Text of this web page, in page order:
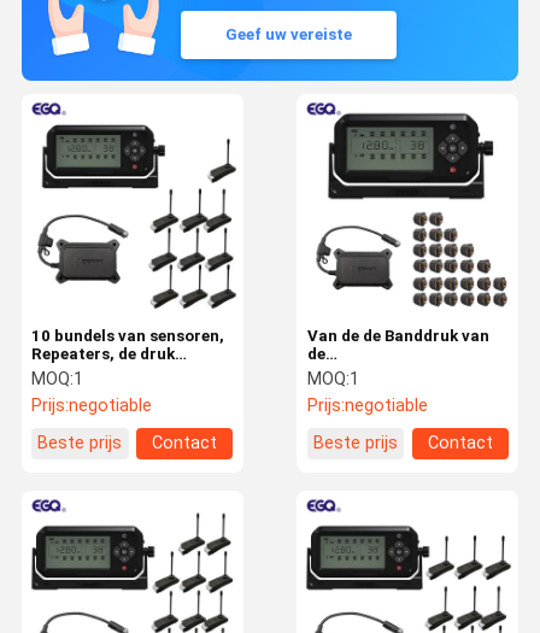
Geef uw vereiste
Van de de Banddruk van
de
aanhangwagenvrachtwagen
het Controlesysteem
MOQ:1
Prijs:negotiable
Beste prijs
Contact
10 bundels van sensoren,
Repeaters, de druk
controlesysteem van de
ontvangersband
MOQ:1
Prijs:negotiable
Beste prijs
Contact